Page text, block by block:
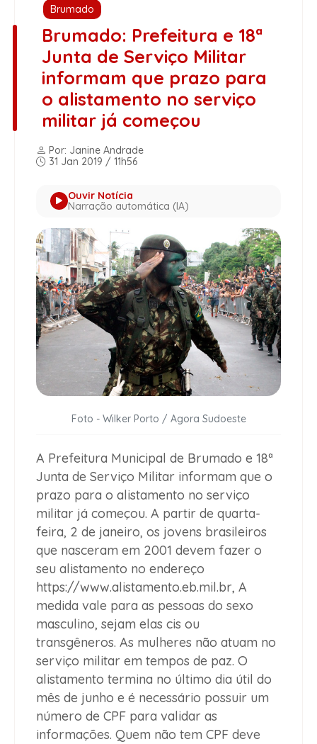
Brumado
Brumado: Prefeitura e 18ª
Junta de Serviço Militar
informam que prazo para
o alistamento no serviço
militar já começou
Por: Janine Andrade
31 Jan 2019 / 11h56
Ouvir Notícia
Narração automática (IA)
Foto - Wilker Porto / Agora Sudoeste
A Prefeitura Municipal de Brumado e 18ª
Junta de Serviço Militar informam que o
prazo para o alistamento no serviço
militar já começou. A partir de quarta-
feira, 2 de janeiro, os jovens brasileiros
que nasceram em 2001 devem fazer o
seu alistamento no endereço
https://www.alistamento.eb.mil.br, A
medida vale para as pessoas do sexo
masculino, sejam elas cis ou
transgêneros. As mulheres não atuam no
serviço militar em tempos de paz. O
alistamento termina no último dia útil do
mês de junho e é necessário possuir um
número de CPF para validar as
informações. Quem não tem CPF deve